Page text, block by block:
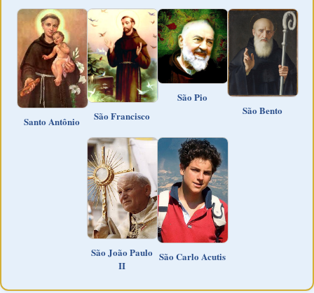
Santo Antônio São Francisco
São Pio
São Bento
São João Paulo
II
São Carlo Acutis